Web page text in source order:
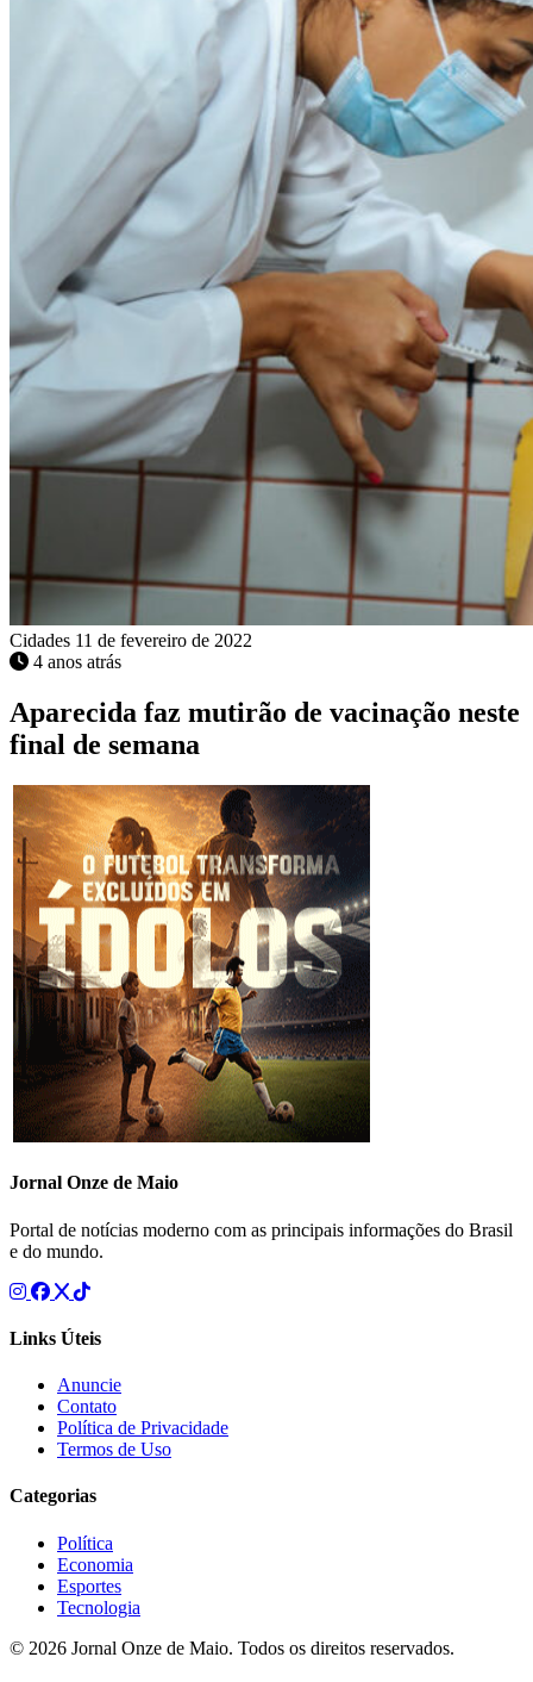
Cidades 11 de fevereiro de 2022
4 anos atrás
Aparecida faz mutirão de vacinação neste
final de semana
Jornal Onze de Maio
Portal de notícias moderno com as principais informações do Brasil
e do mundo.
Links Úteis
Anuncie
Contato
Política de Privacidade
Termos de Uso
Categorias
Política
Economia
Esportes
Tecnologia
© 2026 Jornal Onze de Maio. Todos os direitos reservados.